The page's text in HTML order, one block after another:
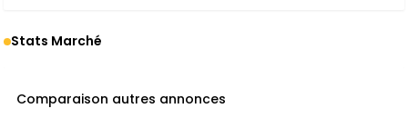
Stats Marché
Comparaison autres annonces